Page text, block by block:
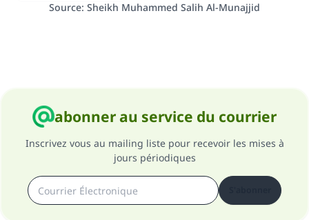
Source: Sheikh Muhammed Salih Al-Munajjid
abonner au service du courrier
Inscrivez vous au mailing liste pour recevoir les mises à
jours périodiques